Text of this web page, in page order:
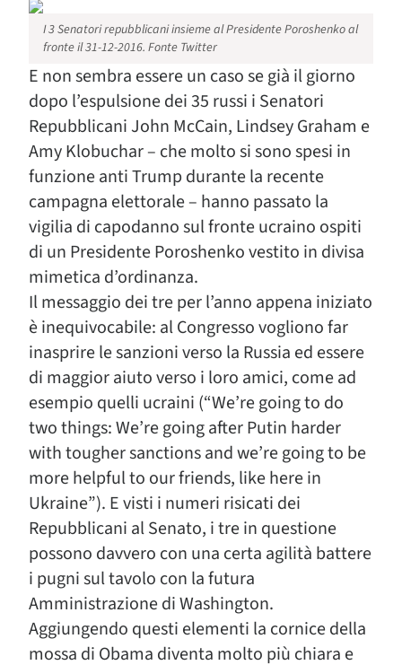
I 3 Senatori repubblicani insieme al Presidente Poroshenko al
fronte il 31-12-2016. Fonte Twitter
E non sembra essere un caso se già il giorno
dopo l’espulsione dei 35 russi i Senatori
Repubblicani John McCain, Lindsey Graham e
Amy Klobuchar – che molto si sono spesi in
funzione anti Trump durante la recente
campagna elettorale – hanno passato la
vigilia di capodanno sul fronte ucraino ospiti
di un Presidente Poroshenko vestito in divisa
mimetica d’ordinanza.
Il messaggio dei tre per l’anno appena iniziato
è inequivocabile: al Congresso vogliono far
inasprire le sanzioni verso la Russia ed essere
di maggior aiuto verso i loro amici, come ad
esempio quelli ucraini (“We’re going to do
two things: We’re going after Putin harder
with tougher sanctions and we’re going to be
more helpful to our friends, like here in
Ukraine”). E visti i numeri risicati dei
Repubblicani al Senato, i tre in questione
possono davvero con una certa agilità battere
i pugni sul tavolo con la futura
Amministrazione di Washington.
Aggiungendo questi elementi la cornice della
mossa di Obama diventa molto più chiara e